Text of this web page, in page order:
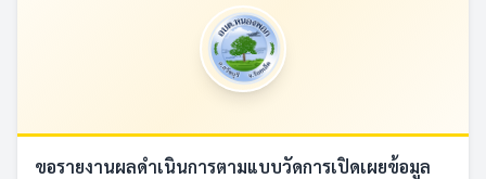
ขอรายงานผลดำเนินการตามแบบวัดการเปิดเผยข้อมูล